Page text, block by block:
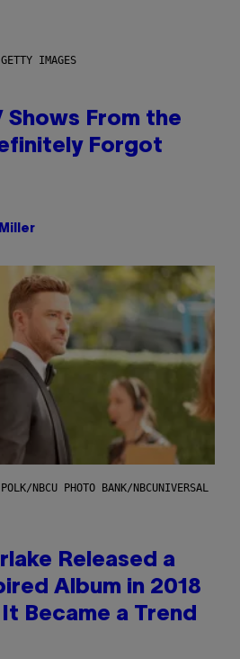
IMAGES
Shows From the
Forgot
NBCU PHOTO BANK/NBCUNIVERSAL
Released a
Album in 2018
Became a Trend